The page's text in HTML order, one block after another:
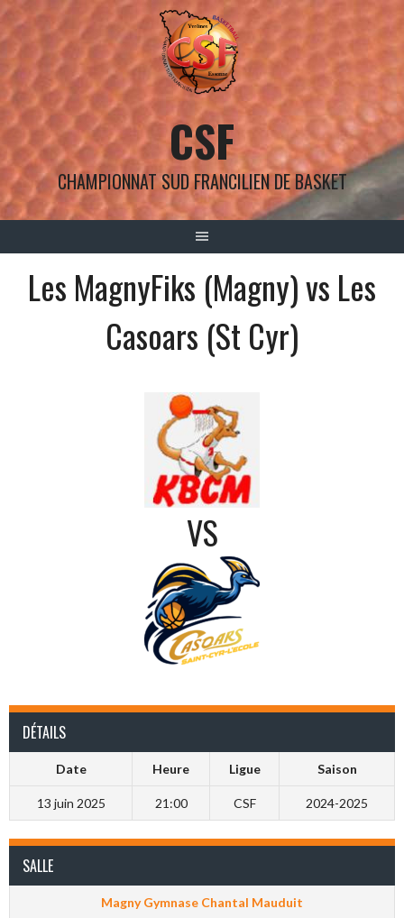
Aller
au
CSF
CHAMPIONNAT SUD FRANCILIEN DE BASKET
Les MagnyFiks (Magny) vs Les
Casoars (St Cyr)
VS
DÉTAILS
Date Heure Ligue Saison
13 juin 2025 21:00 CSF 2024-2025
SALLE
Magny Gymnase Chantal Mauduit